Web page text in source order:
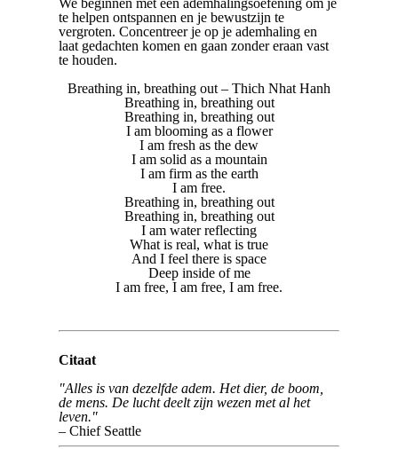
te helpen ontspannen en je bewustzijn te
vergroten. Concentreer je op je ademhaling en
laat gedachten komen en gaan zonder eraan vast
te houden.
Breathing in, breathing out – Thich Nhat Hanh
Breathing in, breathing out
Breathing in, breathing out
I am blooming as a flower
I am fresh as the dew
I am solid as a mountain
I am firm as the earth
I am free.
Breathing in, breathing out
Breathing in, breathing out
I am water reflecting
What is real, what is true
And I feel there is space
Deep inside of me
I am free, I am free, I am free.
Citaat
"Alles is van dezelfde adem. Het dier, de boom,
de mens. De lucht deelt zijn wezen met al het
leven."
– Chief Seattle